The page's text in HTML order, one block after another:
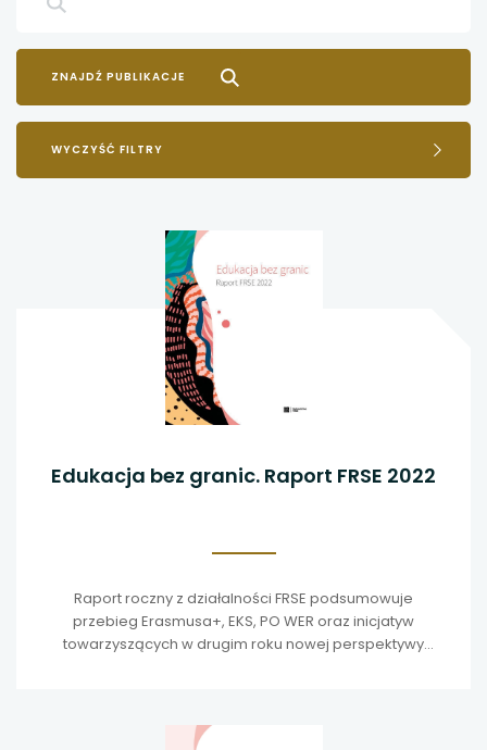
WYCZYŚĆ FILTRY
Edukacja bez granic. Raport FRSE 2022
Raport roczny z działalności FRSE podsumowuje
przebieg Erasmusa+, EKS, PO WER oraz inicjatyw
towarzyszących w drugim roku nowej perspektywy